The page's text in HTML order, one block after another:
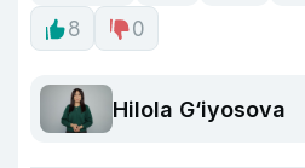
8
0
Hilola G‘iyosova